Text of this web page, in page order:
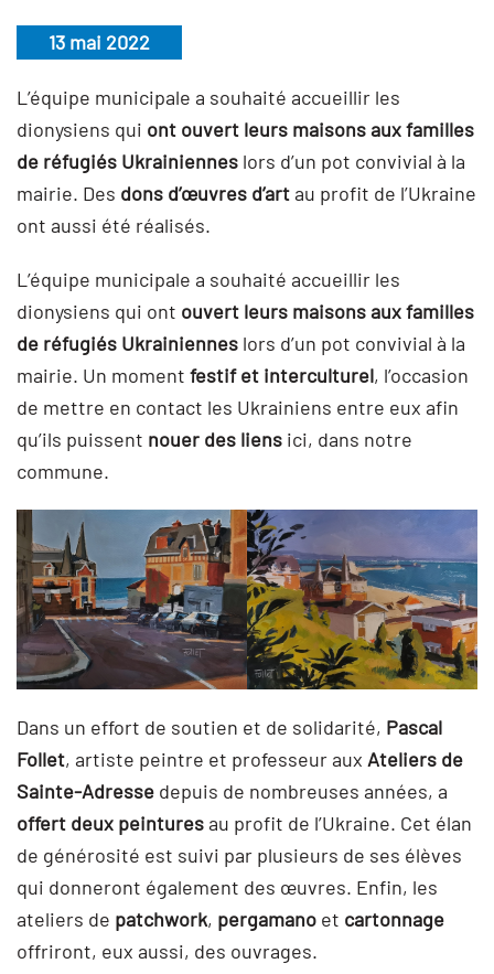
13 mai 2022
L’équipe municipale a souhaité accueillir les
dionysiens qui ont ouvert leurs maisons aux familles
de réfugiés Ukrainiennes lors d’un pot convivial à la
mairie. Des dons d’œuvres d’artau profit de l’Ukraine
ont aussi été réalisés.
L’équipe municipale a souhaité accueillir les
dionysiens qui ont ouvert leurs maisons aux familles
de réfugiés Ukrainiennes lors d’un pot convivial à la
mairie. Un moment festif et interculturel, l’occasion
de mettre en contact les Ukrainiens entre eux afin
qu’ils puissent nouer des liens ici, dans notre
commune.
Dans un effort de soutien et de solidarité, Pascal
Follet, artiste peintre et professeur aux Ateliers de
Sainte-Adresse depuis de nombreuses années, a
offert deux peinturesau profit de l’Ukraine. Cet élan
de générosité est suivi par plusieurs de ses élèves
qui donneront également des œuvres. Enfin, les
ateliers de patchwork, pergamano et cartonnage
offriront, eux aussi, des ouvrages.